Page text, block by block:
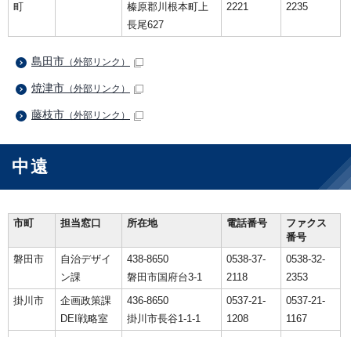
町
榛原郡川根本町上
長尾627
2221
2235
島田市 （外部リンク）
焼津市 （外部リンク）
藤枝市 （外部リンク）
中遠
市町 担当窓口 所在地 電話番号
ファクス
番号
磐田市
自治デザイ
ン課
438-8650
磐田市国府台3-1
0538-37-
2118
0538-32-
2353
掛川市
企画政策課
DEI戦略室
436-8650
掛川市長谷1-1-1
0537-21-
1208
0537-21-
1167